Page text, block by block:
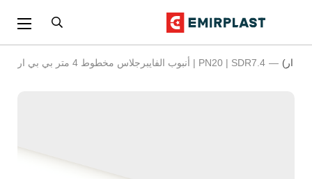
بي ار) PN20 | SDR7.4 | أنبوب الفايبرجلاس مخطوط 4 متر بي بي ار